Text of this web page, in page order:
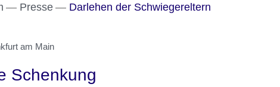
Presse Darlehen der Schwiegereltern
am Main
Schenkung